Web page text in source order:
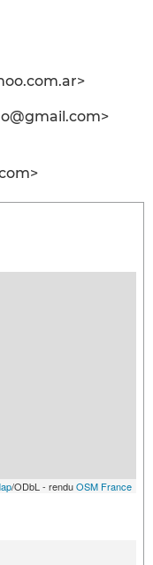
/ODbL - renduOSM France